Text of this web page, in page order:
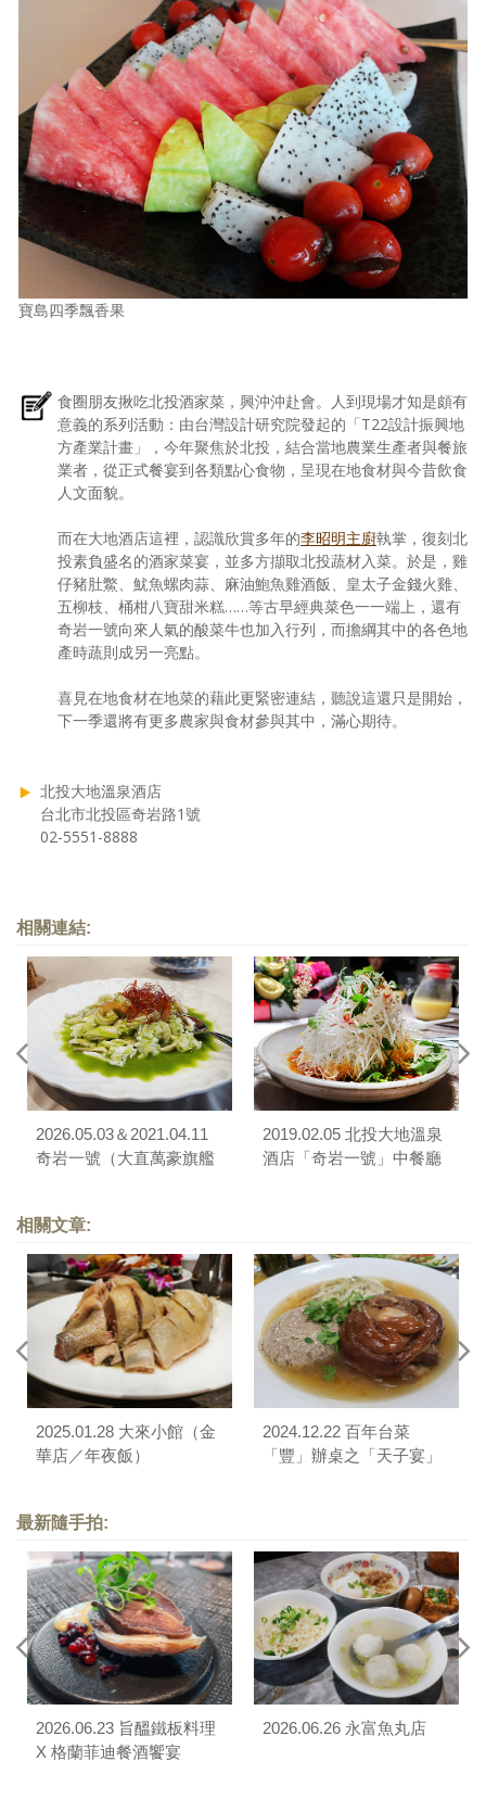
寶島四季飄香果
食圈朋友揪吃北投酒家菜，興沖沖赴會。人到現場才知是頗有
意義的系列活動：由台灣設計研究院發起的「T22設計振興地
方產業計畫」，今年聚焦於北投，結合當地農業生產者與餐旅
業者，從正式餐宴到各類點心食物，呈現在地食材與今昔飲食
人文面貌。
而在大地酒店這裡，認識欣賞多年的李昭明主廚執掌，復刻北
投素負盛名的酒家菜宴，並多方擷取北投蔬材入菜。於是，雞
仔豬肚鱉、魷魚螺肉蒜、麻油鮑魚雞酒飯、皇太子金錢火雞、
五柳枝、桶柑八寶甜米糕……等古早經典菜色一一端上，還有
奇岩一號向來人氣的酸菜牛也加入行列，而擔綱其中的各色地
產時蔬則成另一亮點。
喜見在地食材在地菜的藉此更緊密連結，聽說這還只是開始，
下一季還將有更多農家與食材參與其中，滿心期待。
北投大地溫泉酒店
台北市北投區奇岩路1號
02-5551-8888
相關連結:
2026.05.03＆2021.04.11
奇岩一號（大直萬豪旗艦
2019.02.05 北投大地溫泉
酒店「奇岩一號」中餐廳
相關文章:
2025.01.28 大來小館（金
華店／年夜飯）
2024.12.22 百年台菜
「豐」辦桌之「天子宴」
最新隨手拍:
2026.06.23 旨醞鐵板料理
X 格蘭菲迪餐酒饗宴
2026.06.26 永富魚丸店